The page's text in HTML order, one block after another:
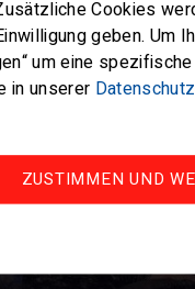
Cookies
geben. Um
um eine
in unserer
ZUSTIMMEN UND